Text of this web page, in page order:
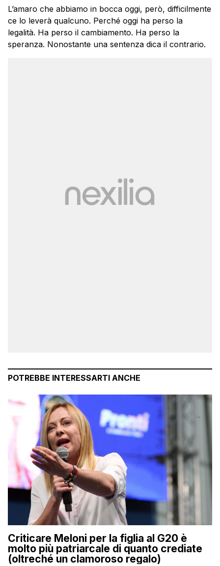
L’amaro che abbiamo in bocca oggi, però, difficilmente
ce lo leverà qualcuno. Perché oggi ha perso la
legalità. Ha perso il cambiamento. Ha perso la
speranza. Nonostante una sentenza dica il contrario.
POTREBBE INTERESSARTI ANCHE
Criticare Meloni per la figlia al G20 è
molto più patriarcale di quanto crediate
(oltreché un clamoroso regalo)